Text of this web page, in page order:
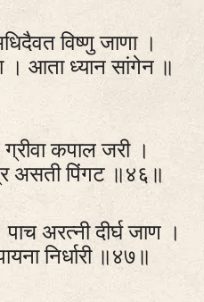
विष्णु जाणा ।
। आता ध्यान सांगेन ॥
कपाल जरी ।
असती पिंगट ॥४६॥
अरत्‍नी दीर्घ जाण ।
निर्धारी ॥४७॥